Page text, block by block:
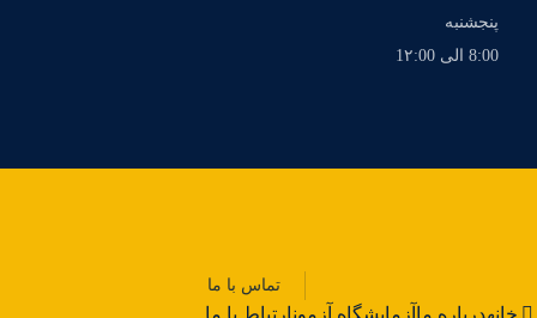
پنجشنبه
8:00 الی 1۲:00
تماس با ما
خانهدرباره ما آزمایشگاه آزمون ارتباط با ما